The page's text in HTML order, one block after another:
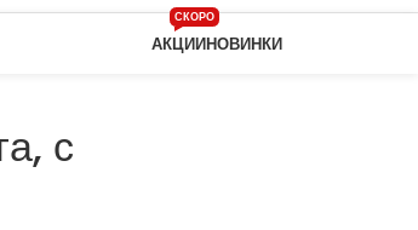
АКЦИИ
СКОРО
НОВИНКИ
с